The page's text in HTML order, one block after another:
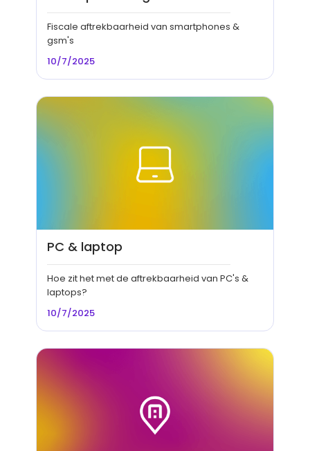
Fiscale aftrekbaarheid van smartphones &
gsm's
10/7/2025
PC & laptop
Hoe zit het met de aftrekbaarheid van PC's &
laptops?
10/7/2025